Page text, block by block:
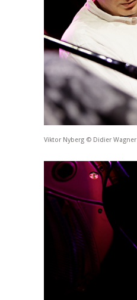
Viktor Nyberg © Didier Wagner